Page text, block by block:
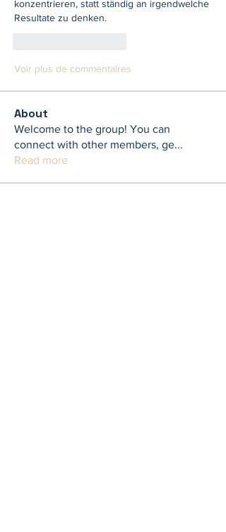
konzentrieren, statt ständig an irgendwelche
Resultate zu denken.
Voir plus de commentaires
About
Welcome to the group! You can
connect with other members, ge...
Read more